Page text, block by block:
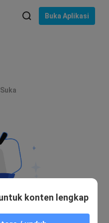
Buka Aplikasi
Suka
konten lengkap